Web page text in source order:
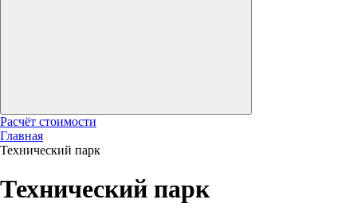
Расчёт стоимости
Главная
Технический парк
Технический парк